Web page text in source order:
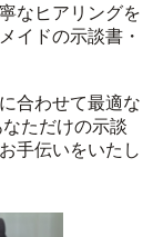
なヒアリングを
イドの示談書・
合わせて最適な
ただけの示談
手伝いをいたし